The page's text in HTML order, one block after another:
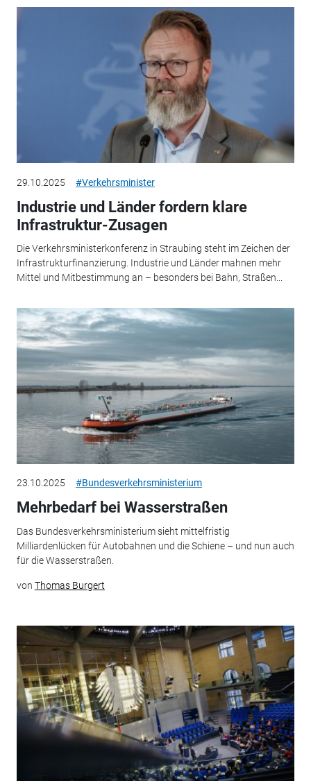
29.10.2025 #Verkehrsminister
Industrie und Länder fordern klare
Infrastruktur-Zusagen
Die Verkehrsministerkonferenz in Straubing steht im Zeichen der
Infrastrukturfinanzierung. Industrie und Länder mahnen mehr
Mittel und Mitbestimmung an – besonders bei Bahn, Straßen...
23.10.2025 #Bundesverkehrsministerium
Mehrbedarf bei Wasserstraßen
Das Bundesverkehrsministerium sieht mittelfristig
Milliardenlücken für Autobahnen und die Schiene – und nun auch
für die Wasserstraßen.
von Thomas Burgert